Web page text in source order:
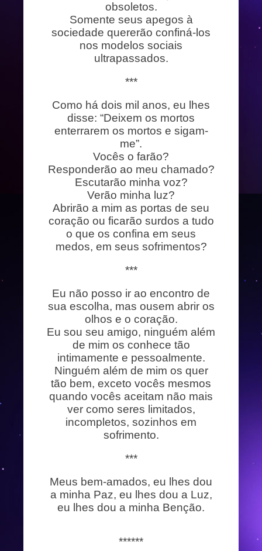
obsoletos.
Somente seus apegos à
sociedade quererão confiná-los
nos modelos sociais
ultrapassados.
***
Como há dois mil anos, eu lhes
disse: “Deixem os mortos
enterrarem os mortos e sigam-
me”.
Vocês o farão?
Responderão ao meu chamado?
Escutarão minha voz?
Verão minha luz?
Abrirão a mim as portas de seu
coração ou ficarão surdos a tudo
o que os confina em seus
medos, em seus sofrimentos?
***
Eu não posso ir ao encontro de
sua escolha, mas ousem abrir os
olhos e o coração.
Eu sou seu amigo, ninguém além
de mim os conhece tão
intimamente e pessoalmente.
Ninguém além de mim os quer
tão bem, exceto vocês mesmos
quando vocês aceitam não mais
ver como seres limitados,
incompletos, sozinhos em
sofrimento.
***
Meus bem-amados, eu lhes dou
a minha Paz, eu lhes dou a Luz,
eu lhes dou a minha Benção.
******